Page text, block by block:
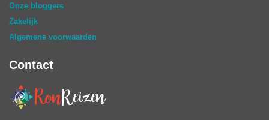
Onze bloggers
Zakelijk
Algemene voorwaarden
Contact